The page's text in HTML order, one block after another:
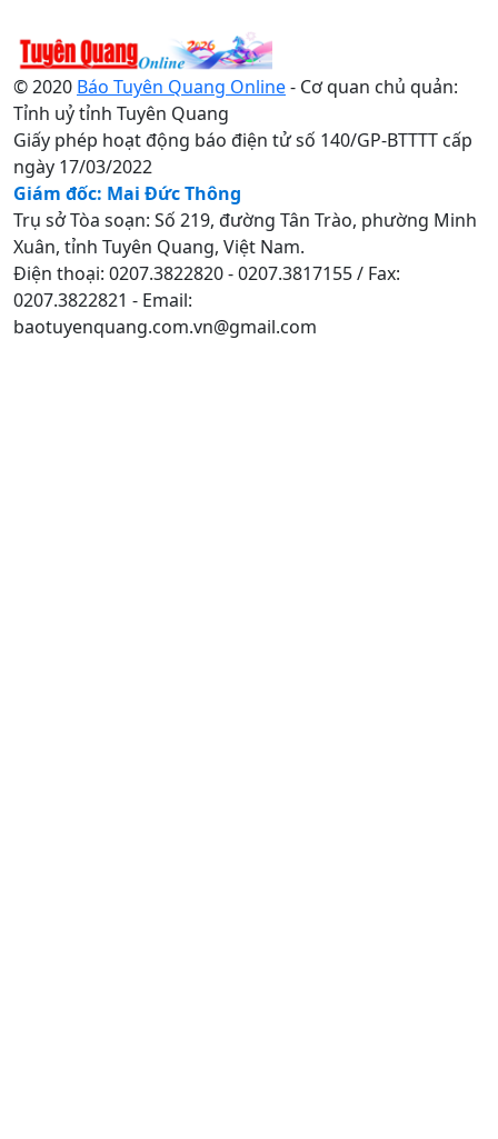
© 2020 Báo Tuyên Quang Online- Cơ quan chủ quản:
Tỉnh uỷ tỉnh Tuyên Quang
Giấy phép hoạt động báo điện tử số 140/GP-BTTTT cấp
ngày 17/03/2022
Giám đốc: Mai Đức Thông
Trụ sở Tòa soạn: Số 219, đường Tân Trào, phường Minh
Xuân, tỉnh Tuyên Quang, Việt Nam.
Điện thoại: 0207.3822820 - 0207.3817155 / Fax:
0207.3822821 - Email:
baotuyenquang.com.vn@gmail.com